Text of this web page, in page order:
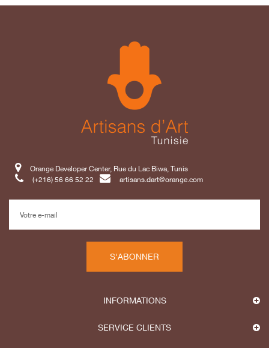
Orange Developer Center, Rue du Lac Biwa, Tunis
(+216) 56 66 52 22
artisans.dart@orange.com
S'ABONNER
INFORMATIONS
SERVICE CLIENTS